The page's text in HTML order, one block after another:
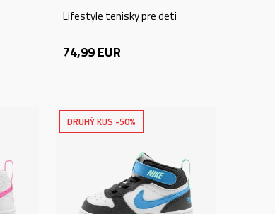
Lifestyle tenisky pre deti
74,99EUR
DRUHÝ KUS -50%